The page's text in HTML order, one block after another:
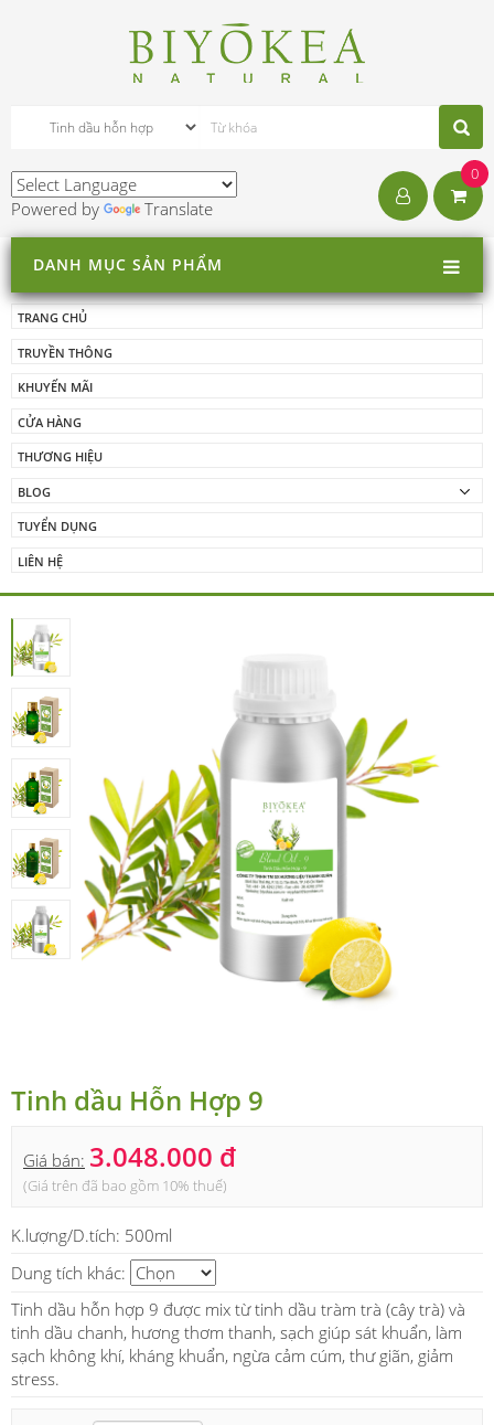
Powered by Translate
0
DANH MỤC SẢN PHẨM
TRANG CHỦ
TRUYỀN THÔNG
KHUYẾN MÃI
CỬA HÀNG
THƯƠNG HIỆU
BLOG
TUYỂN DỤNG
LIÊN HỆ
Tinh dầu Hỗn Hợp 9
Giá bán: 3.048.000 đ
(Giá trên đã bao gồm 10% thuế)
K.lượng/D.tích: 500ml
Dung tích khác:
Tinh dầu hỗn hợp 9 được mix từ tinh dầu tràm trà (cây trà) và
tinh dầu chanh, hương thơm thanh, sạch giúp sát khuẩn, làm
sạch không khí, kháng khuẩn, ngừa cảm cúm, thư giãn, giảm
stress.